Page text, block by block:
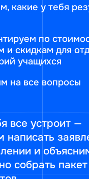
какие у тебя
по
и скидкам для
учащихся
на все вопросы
все устроит —
и
собрать пакет